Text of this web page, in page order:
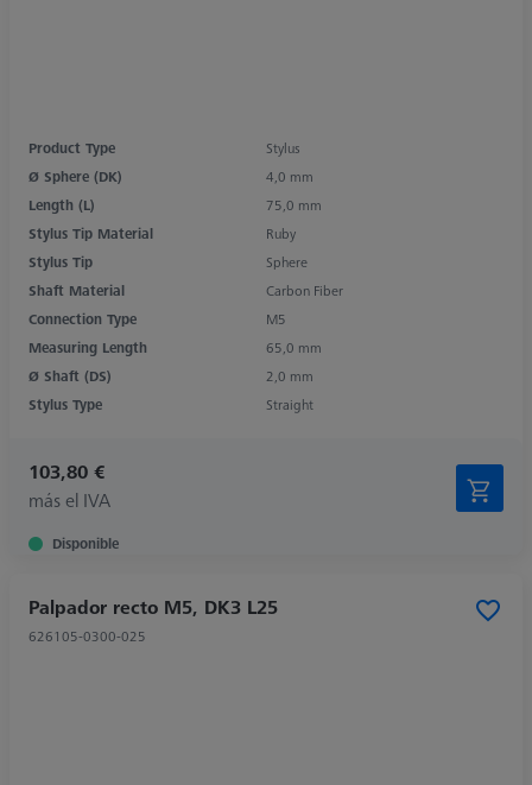
Product Type
Stylus
Ø Sphere (DK)
4,0 mm
Length (L)
75,0 mm
Stylus Tip Material
Ruby
Stylus Tip
Sphere
Shaft Material
Carbon Fiber
Connection Type
M5
Measuring Length
65,0 mm
Ø Shaft (DS)
2,0 mm
Stylus Type
Straight
103,80 €
más el IVA
Disponible
Palpador recto M5, DK3 L25
626105-0300-025